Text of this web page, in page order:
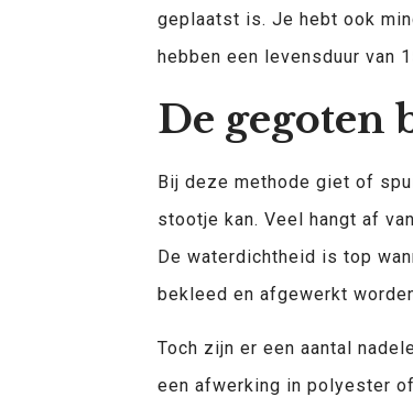
geplaatst is. Je hebt ook
hebben een levensduur van
De gegoten
Bij deze methode giet of
stootje kan. Veel hangt af
De waterdichtheid is top
bekleed en afgewerkt
Toch zijn er een aantal
een afwerking in polyester